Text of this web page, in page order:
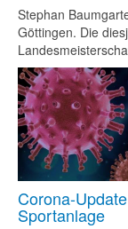
Stephan
Göttingen. Die
Corona-
Sportanlage